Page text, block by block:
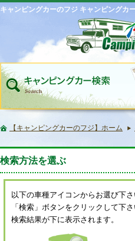
キャンピングカーのフジ キャンピングカ
【キャンピングカーのフジ】ホーム
検索方法を選ぶ
以下の車種アイコンからお選び下
「検索」ボタンをクリックして下さ
検索結果が下に表示されます。